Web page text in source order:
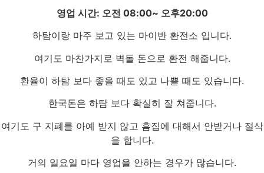
영업 시간: 오전 08:00~ 오후20:00
하탐이랑 마주 보고 있는 마이반 환전소 입니다.
여기도 마찬가지로 벽돌 돈으로 환전 해줍니다.
환율이 하탐 보다 좋을 때도 있고 나쁠 때도 있습니다.
한국돈은 하탐 보다 확실히 잘 쳐줍니다.
여기도 구 지폐를 아예 받지 않고 흠집에 대해서 안받거나 절삭
을 합니다.
거의 일요일 마다 영업을 안하는 경우가 많습니다.